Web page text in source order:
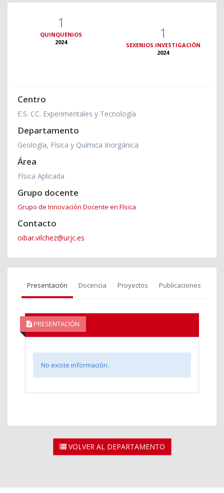
1
QUINQUENIOS
2024
1
SEXENIOS INVESTIGACIÓN
2024
Centro
E.S. CC. Experimentales y Tecnología
Departamento
Geología, Física y Química Inorgánica
Área
Física Aplicada
Grupo docente
Grupo de Innovación Docente en Física
Contacto
oibar.vilchez@urjc.es
Presentación Docencia Proyectos Publicaciones
PRESENTACIÓN
No existe información.
VOLVER AL DEPARTAMENTO